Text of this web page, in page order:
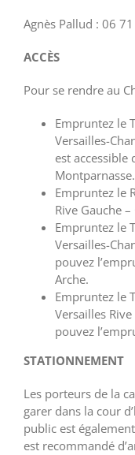
Agnès Pallud : 06
ACCÈS
Pour se rendre au
Empruntez le
Versailles-
est accessible
Montparnasse.
Empruntez le
Rive Gauche
Empruntez le
Versailles-
pouvez
Arche.
Empruntez le
Versailles
pouvez
STATIONNEMENT
Les porteurs de la
garer dans la cour
public est
est recommandé